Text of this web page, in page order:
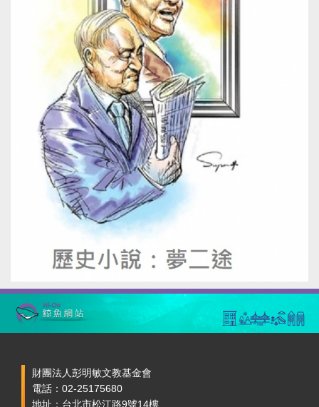
財團法人彭明敏文教基金會
電話：02-25175680
地址：台北市松江路9號14樓